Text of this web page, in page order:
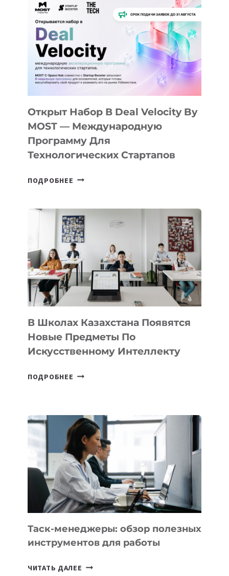
АЛМАТЫ:
AI
YOUTH
CAMP
ДАЛ
30
ПОДРОСТКАМ
БИЛЕТ
ПРЕДПРИНИМАТЕЛЬСТВО
Открыт Набор В Deal Velocity By
MOST — Международную
Программу Для
Технологических Стартапов
ПОДРОБНЕЕ ОТКРЫТ
DEAL
VELOCITY
BY
MOST
—
МЕЖДУНАРОДНУЮ
ПРОГРАММУ
ДЛЯ
ТЕХНОЛОГИЧЕСКИХ
В Школах Казахстана Появятся
Новые Предметы По
Искусственному Интеллекту
ПОДРОБНЕЕ В
НОВЫЕ
ПРЕДМЕТЫ
ПО
ИСКУССТВЕННОМУ
ИНТЕЛЛЕКТУ
Таск-менеджеры: обзор полезных
инструментов для работы
ЧИТАТЬ ДАЛЕЕ ТАСК-